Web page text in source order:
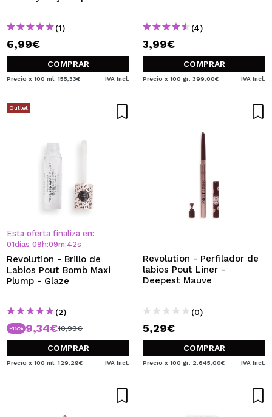
(1)
6,99€
COMPRAR
Precio x 100 ml: 155,33€ IVA Incl.
(4)
3,99€
COMPRAR
Precio x 100 gr: 399,00€ IVA Incl.
Outlet
Esta oferta finaliza en:
01días 09 h:09m:42s
Revolution - Brillo de
Labios Pout Bomb Maxi
Plump - Glaze
(2)
-15% 9,34€10,99€
COMPRAR
Precio x 100 ml: 129,29€ IVA Incl.
Revolution - Perfilador de
labios Pout Liner -
Deepest Mauve
(0)
5,29€
COMPRAR
Precio x 100 gr: 2.645,00€ IVA Incl.